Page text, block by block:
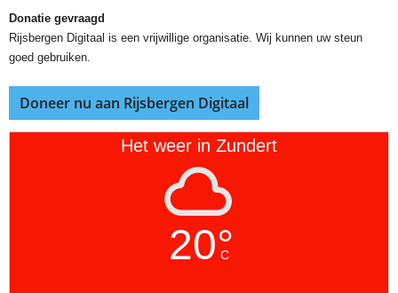
Donatie gevraagd
Rijsbergen Digitaal is een vrijwillige organisatie. Wij kunnen uw steun
goed gebruiken.
Doneer nu aan Rijsbergen Digitaal
Het weer in Zundert
20°
C